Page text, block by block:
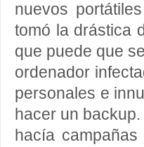
nuevos
tomó la drástica
que puede que
ordenador
personales e
hacer un
hacía